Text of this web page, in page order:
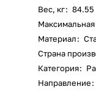
Вес, кг: 84.55
Максимальная
Материал:
Страна
Категория:
Направление: